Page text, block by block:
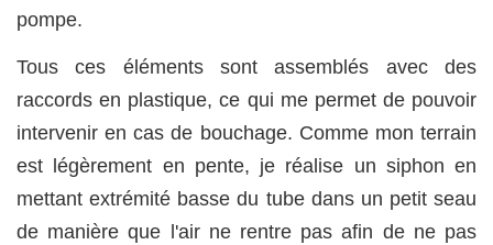
pompe.
Tous ces éléments sont assemblés avec des
raccords en plastique, ce qui me permet de pouvoir
intervenir en cas de bouchage. Comme mon terrain
est légèrement en pente, je réalise un siphon en
mettant extrémité basse du tube dans un petit seau
de manière que l'air ne rentre pas afin de ne pas